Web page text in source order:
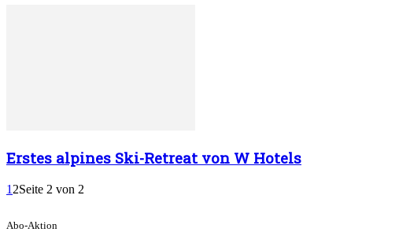
Erstes alpines Ski-Retreat von W Hotels
1 2Seite 2 von 2
Abo-Aktion